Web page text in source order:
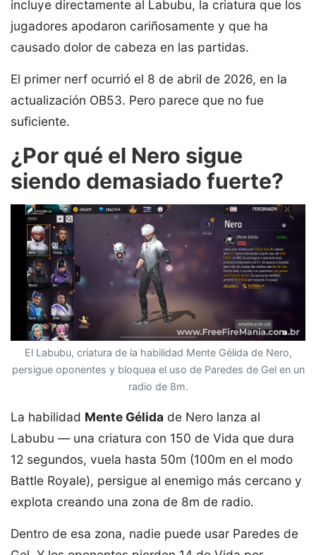
incluye directamente al Labubu, la criatura que los
jugadores apodaron cariñosamente y que ha
causado dolor de cabeza en las partidas.
El primer nerf ocurrió el 8 de abril de 2026, en la
actualización OB53. Pero parece que no fue
suficiente.
¿Por qué el Nero sigue
siendo demasiado fuerte?
El Labubu, criatura de la habilidad Mente Gélida de Nero,
persigue oponentes y bloquea el uso de Paredes de Gel en un
radio de 8m.
La habilidad Mente Gélida de Nero lanza al
Labubu — una criatura con 150 de Vida que dura
12 segundos, vuela hasta 50m (100m en el modo
Battle Royale), persigue al enemigo más cercano y
explota creando una zona de 8m de radio.
Dentro de esa zona, nadie puede usar Paredes de